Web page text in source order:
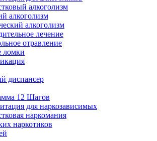
алкоголизм
алкоголизм
алкоголизм
лечение
отравление
ломки
диспансер
12 Шагов
для наркозависимых
наркомания
наркотиков